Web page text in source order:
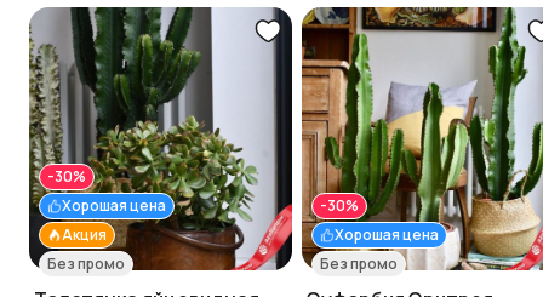
Акция
Хорошая цена
-30%
Без промо
Хорошая цена
-30%
Без промо